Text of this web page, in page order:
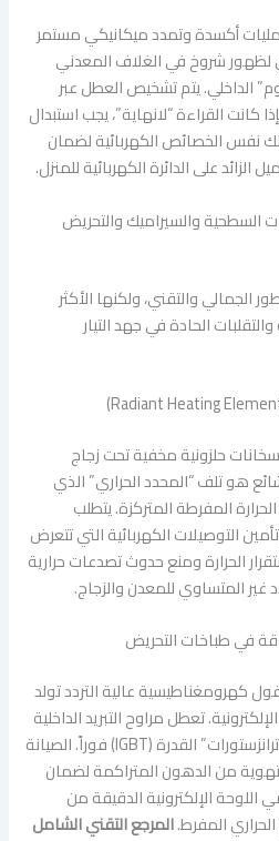
أكسدة وتمدد ميكانيكي مستمر
لظهور شروخ في الغلاف المعدني
الداخلي. يتم تشخيص العطل عبر
كانت القراءة “لانهاية”، يجب استبدال
نفس الخصائص الكهربائية لضمان
الزائد على الدائرة الكهربائية للمنزل.
السطحية والسيراميك والتحريض
الجمالي والتقني، ولكنها الأكثر
الحادة في جهد التيار
حلزونية مخفية تحت زجاج
هو تلف “المحدد الحراري” الذي
المفرطة المتركزة. يتطلب
التوصيلات الكهربائية التي تتعرض
الحرارة ومنع حدوث تصدعات حرارية
غير المتساوي للمعدن والزجاج.
كهرومغناطيسية عالية التردد تولد
تعطل مراوح التبريد الداخلية
في هذا الجهاز يؤدي لاحتراق “ترانزستورات” القدرة (IGBT) فوراً. الصيانة
من الدهون المتراكمة لضمان
الإلكترونية الدقيقة من
الحراري المفرط.المرجع التقني الشامل